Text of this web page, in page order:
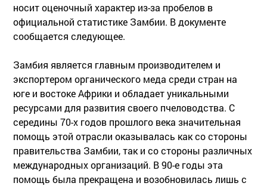
носит оценочный характер из-за пробелов в
официальной статистике Замбии. В документе
сообщается следующее.
Замбия является главным производителем и
экспортером органического меда среди стран на
юге и востоке Африки и обладает уникальными
ресурсами для развития своего пчеловодства. С
середины 70-х годов прошлого века значительная
помощь этой отрасли оказывалась как со стороны
правительства Замбии, так и со стороны различных
международных организаций. В 90-е годы эта
помощь была прекращена и возобновилась лишь с